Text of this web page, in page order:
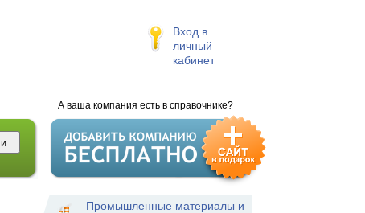
Вход в
личный
кабинет
А ваша компания есть в справочнике?
Промышленные материалы и